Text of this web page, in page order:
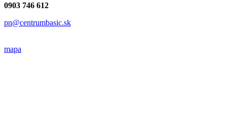
0903 746 612
pn@centrumbasic.sk
mapa